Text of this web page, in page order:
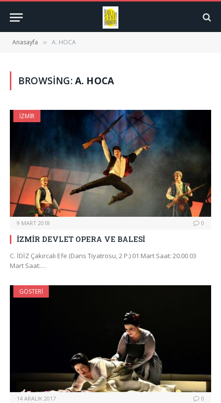
Anasayfa » A. HOCA
BROWSING:A. HOCA
İZMIR
9 MART 2018 0
İZMİR DEVLET OPERA VE BALESİ
C. İDİZ Çakırcalı Efe (Dans Tiyatrosu, 2 P.) 01 Mart Saat: 20.00 03
Mart Saat:…
GÖSTERI
14 ARALIK 2017 0